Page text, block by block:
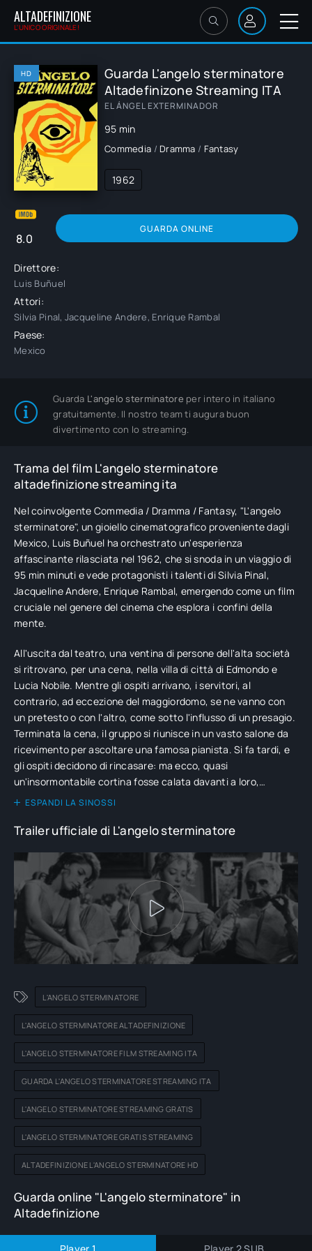
ALTADEFINIZIONE
L'UNICO ORIGINALE!
HD
Guarda L'angelo sterminatore
Altadefinizone Streaming ITA
EL ÁNGEL EXTERMINADOR
95 min
Commedia / Dramma / Fantasy
1962
8.0
GUARDA ONLINE
Direttore:
Luis Buñuel
Attori:
Silvia Pinal, Jacqueline Andere, Enrique Rambal
Paese:
Mexico
Guarda L'angelo sterminatore per intero in italiano
gratuitamente. Il nostro team ti augura buon
divertimento con lo streaming.
Trama del film L'angelo sterminatore
altadefinizione streaming ita
Nel coinvolgente Commedia / Dramma / Fantasy, "L'angelo
sterminatore", un gioiello cinematografico proveniente dagli
Mexico, Luis Buñuel ha orchestrato un'esperienza
affascinante rilasciata nel 1962, che si snoda in un viaggio di
95 min minuti e vede protagonisti i talenti di Silvia Pinal,
Jacqueline Andere, Enrique Rambal, emergendo come un film
cruciale nel genere del cinema che esplora i confini della
mente.
All'uscita dal teatro, una ventina di persone dell'alta società
si ritrovano, per una cena, nella villa di città di Edmondo e
Lucia Nobile. Mentre gli ospiti arrivano, i servitori, al
contrario, ad eccezione del maggiordomo, se ne vanno con
un pretesto o con l'altro, come sotto l'influsso di un presagio.
Terminata la cena, il gruppo si riunisce in un vasto salone da
ricevimento per ascoltare una famosa pianista. Si fa tardi, e
gli ospiti decidono di rincasare: ma ecco, quasi
un'insormontabile cortina fosse calata davanti a loro,
nessuno riesce più a varcare la soglia del salone. Col
intestardendosi nel voler conservare il decoro del rango e una
"presenza" si liberano dei loro freni inibitori, rivelandosi per
quello che sono: pervertiti, ipocriti, lussuriosi, violenti.
ESPANDI LA SINOSSI
Trailer ufficiale di L'angelo sterminatore
L'ANGELO STERMINATORE
L'ANGELO STERMINATORE ALTADEFINIZIONE
L'ANGELO STERMINATORE FILM STREAMING ITA
GUARDA L'ANGELO STERMINATORE STREAMING ITA
L'ANGELO STERMINATORE STREAMING GRATIS
L'ANGELO STERMINATORE GRATIS STREAMING
ALTADEFINIZIONE L'ANGELO STERMINATORE HD
Guarda online "L'angelo sterminatore" in
Altadefinizione